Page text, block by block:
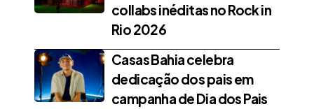
collabs inéditas no Rock in
Rio 2026
Casas Bahia celebra
dedicação dos pais em
campanha de Dia dos Pais